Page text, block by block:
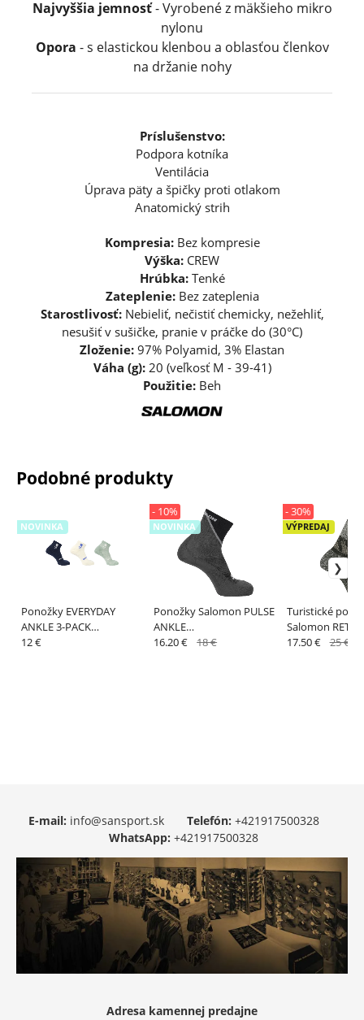
Najvyššia jemnosť- Vyrobené z mäkšieho mikro
nylonu
Opora - s elastickou klenbou a oblasťou členkov
na držanie nohy
Príslušenstvo:
Podpora kotníka
Ventilácia
Úprava päty a špičky proti otlakom
Anatomický strih
Kompresia:Bez kompresie
Výška: CREW
Hrúbka:Tenké
Zateplenie:Bez zateplenia
Starostlivosť:Nebieliť, nečistiť chemicky, nežehliť,
nesušiť v sušičke, pranie v práčke do (30°C)
Zloženie: 97% Polyamid, 3% Elastan
Váha (g):20 (veľkosť M - 39-41)
Použitie: Beh
Podobné produkty
Ponožky EVERYDAY
ANKLE 3-PACK
Spellbound/VANILLA ICE
NOVINKA
12 €
Ponožky Salomon PULSE
ANKLE
BLACK/Monument/Magn
NOVINKA
- 10%
16.20 € 18 €
Turistické
Salomon
CREW Aloe /
VÝPREDAJ
- 30%
17.50 € 25 €
E-mail: info@sansport.sk Telefón: +421917500328
WhatsApp: +421917500328
Adresa kamennej predajne